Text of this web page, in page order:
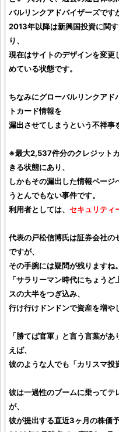
バルリンクアドバイザーズです
2013年以降は新興国投資に関
り、
現在はサイトのデザインを変更
めている状態です。
ちなみにグローバルリンクアド
トカード情報を
漏出させてしまうという不祥事
※最大2,537件分のクレジット
きる状態にあり、
しかもその漏出した情報ペー
うとんでもない事件です。
利用者としては、 セキュリティ
代表の戸松信博氏は証券会社の
ですが、
その手腕には疑問が残りますね
「サラリーマン時代にちょうど
スの大半をつぎ込み、
行け行けドンドンで資産を増や
「勝てば官軍」と言う言葉が
えば、
彼のような人でも「カリスマ投
彼は一過性のブームに乗ってテ
が、
彼が提出する直近3ヶ月の株価